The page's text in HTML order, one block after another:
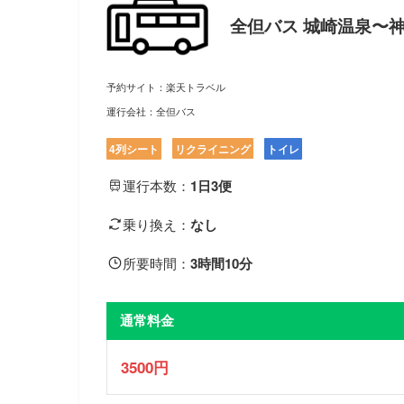
全但バス 城崎温泉〜
予約サイト：楽天トラベル
運行会社：全但バス
4列シート リクライニング トイレ
運行本数： 1日3便
乗り換え： なし
所要時間： 3時間10分
通常料金
3500円